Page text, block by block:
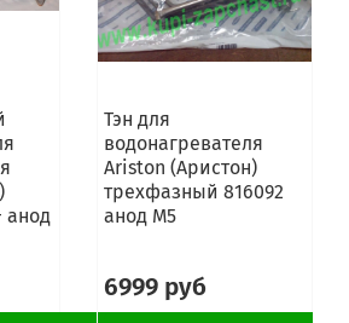
анод
Тэн для
водонагревателя
Ariston (Аристон)
трехфазный 816092
анод М5
6999 руб